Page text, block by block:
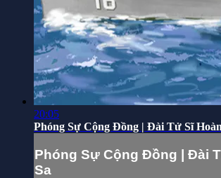
20:05
Phóng Sự Cộng Đồng | Đài Tử Sĩ
Phóng Sự Cộng Đồng | Đài
Sa